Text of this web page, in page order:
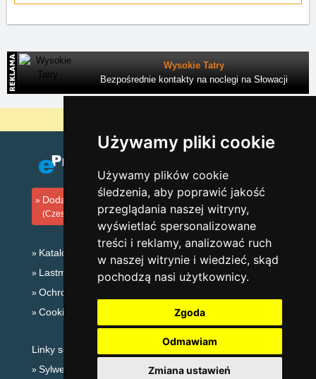
Używamy pliki cookie
Używamy plików cookie
śledzenia, aby poprawić jakość
przeglądania naszej witryny,
wyświetlać spersonalizowane
treści i reklamy, analizować ruch
w naszej witrynie i wiedzieć, skąd
pochodzą nasi użytkownicy.
Zgoda
Odmawiam
Zmiana ustawień
Wysokie Tatry
Bezpośrednie kontakty na noclegi na Słowacji
Dodaj zakwaterowanie
(Czeski)
Katalog zakwaterowania
Lastminute Beskidy
Ochrona prywatności
Cookies
Linky sezonowe:
Sylwester Beskidy